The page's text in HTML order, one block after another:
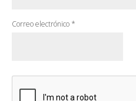
Correo electrónico *